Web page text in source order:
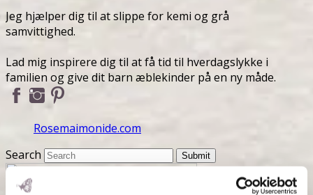
Jeg hjælper dig til at slippe for kemi og grå
samvittighed.
Lad mig inspirere dig til at få tid til hverdagslykke i
familien og give dit barn æblekinder på en ny måde.
Rosemaimonide.com
Search
Submit